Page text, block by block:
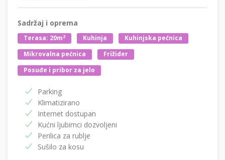
Sadržaj i oprema
Terasa: 20m2 Kuhinja
Kuhinjska pećnica
Mikrovalna pećnica
Frižider
Posuđe i pribor za jelo
Parking
Klimatizirano
Internet dostupan
Kućni ljubimci dozvoljeni
Perilica za rublje
Sušilo za kosu